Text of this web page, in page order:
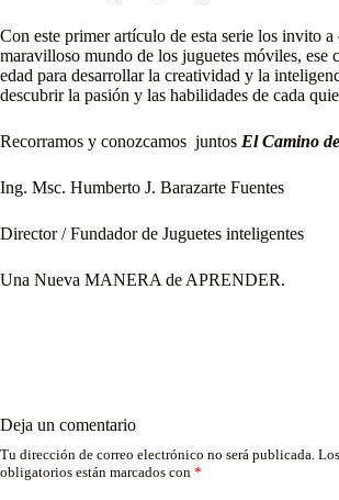
Con este primer artículo de esta serie los invito a
maravilloso mundo de los juguetes móviles, ese
edad para desarrollar la creatividad y la
descubrir la pasión y las habilidades de cada
Recorramos y conozcamos juntos El Camino
Ing. Msc. Humberto J. Barazarte Fuentes
Director / Fundador de Juguetes inteligentes
Una Nueva MANERA de APRENDER.
Deja un comentario
Tu dirección de correo electrónico no será publicada.
obligatorios están marcados con *